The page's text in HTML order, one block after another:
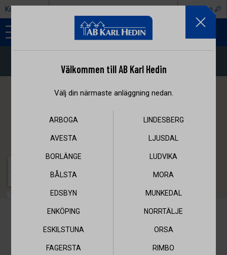
Koncern Webshop
ARBOGA
Välkommen till AB Karl Hedin
Välj din närmaste anläggning nedan.
ARBOGA
AVESTA
BORLÄNGE
BÅLSTA
EDSBYN
ENKÖPING
ESKILSTUNA
FAGERSTA
LINDESBERG
LJUSDAL
LUDVIKA
MORA
MUNKEDAL
NORRTÄLJE
ORSA
RIMBO